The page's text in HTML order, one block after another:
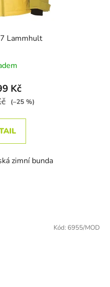
Lammhult
Kč
(–25 %)
zimní bunda
Kód: 6955/MOD